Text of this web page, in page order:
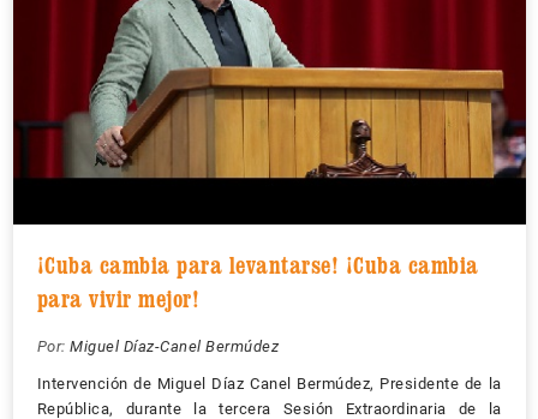
¡Cuba cambia para levantarse! ¡Cuba cambia
para vivir mejor!
Por: Miguel Díaz-Canel Bermúdez
Intervención de Miguel Díaz Canel Bermúdez, Presidente de la
República, durante la tercera Sesión Extraordinaria de la